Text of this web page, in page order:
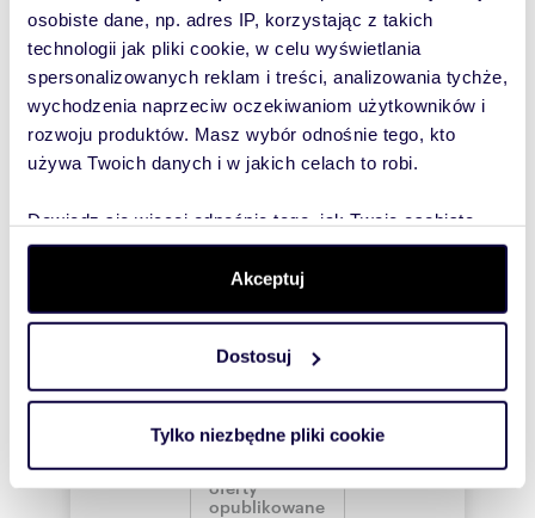
osobiste dane, np. adres IP, korzystając z takich
technologii jak pliki cookie, w celu wyświetlania
spersonalizowanych reklam i treści, analizowania tychże,
wychodzenia naprzeciw oczekiwaniom użytkowników i
rozwoju produktów. Masz wybór odnośnie tego, kto
używa Twoich danych i w jakich celach to robi.
Dowiedz się więcej odnośnie tego, jak Twoje osobiste
dane są przetwarzane oraz ustaw własne preferencje w
. W Deklaracji plików cookie możesz
zmienić lub wycofać swoją zgodę w dowolnej chwili.
Wykorzystujemy pliki cookie do spersonalizowania treści
i reklam, aby oferować funkcje społecznościowe i
korzystasz z naszej witryny, udostępniamy partnerom
Partnerzy mogą połączyć te informacje z innymi danymi
Akceptuj
Dostosuj
Tylko niezbędne pliki cookie
Wyślij
wiadomość
To najlepszy
sposób, aby
właściciel
szybko się z
Tobą
skontaktował!